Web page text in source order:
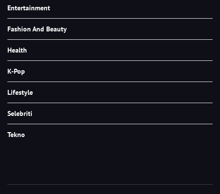
Entertainment
Fashion And Beauty
Health
K-Pop
Lifestyle
Selebriti
Tekno